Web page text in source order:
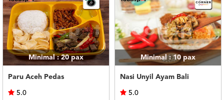
Minimal : 20pax
Paru Aceh Pedas
5.0
Minimal : 10 pax
Nasi Unyil Ayam Bali
5.0